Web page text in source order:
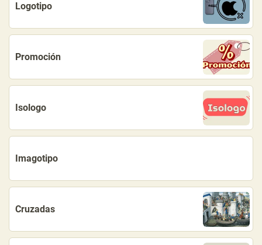
Logotipo
Promoción
Isologo
Imagotipo
Cruzadas